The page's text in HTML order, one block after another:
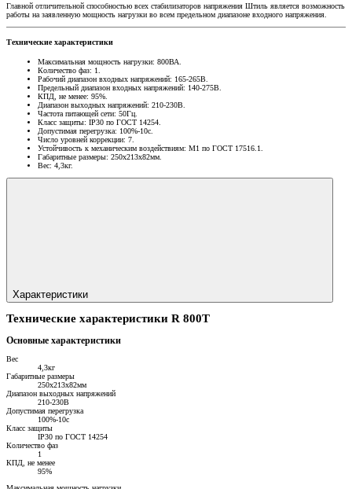
Главной отличительной способностью всех стабилизаторов напряжения Штиль является возможность
работы на заявленную мощность нагрузки во всем предельном диапазоне входного напряжения.
Технические характеристики
Максимальная мощность нагрузки: 800ВА.
Количество фаз: 1.
Рабочий диапазон входных напряжений: 165-265В.
Предельный диапазон входных напряжений: 140-275В.
КПД, не менее: 95%.
Диапазон выходных напряжений: 210-230В.
Частота питающей сети: 50Гц.
Класс защиты: IP30 по ГОСТ 14254.
Допустимая перегрузка: 100%-10с.
Число уровней коррекции: 7.
Устойчивость к механическим воздействиям: М1 по ГОСТ 17516.1.
Габаритные размеры: 250х213х82мм.
Вес: 4,3кг.
Характеристики
Технические характеристики R 800T
Основные характеристики
Вес
4,3кг
Габаритные размеры
250х213х82мм
Диапазон выходных напряжений
210-230В
Допустимая перегрузка
100%-10с
Класс защиты
IP30 по ГОСТ 14254
Количество фаз
1
КПД, не менее
95%